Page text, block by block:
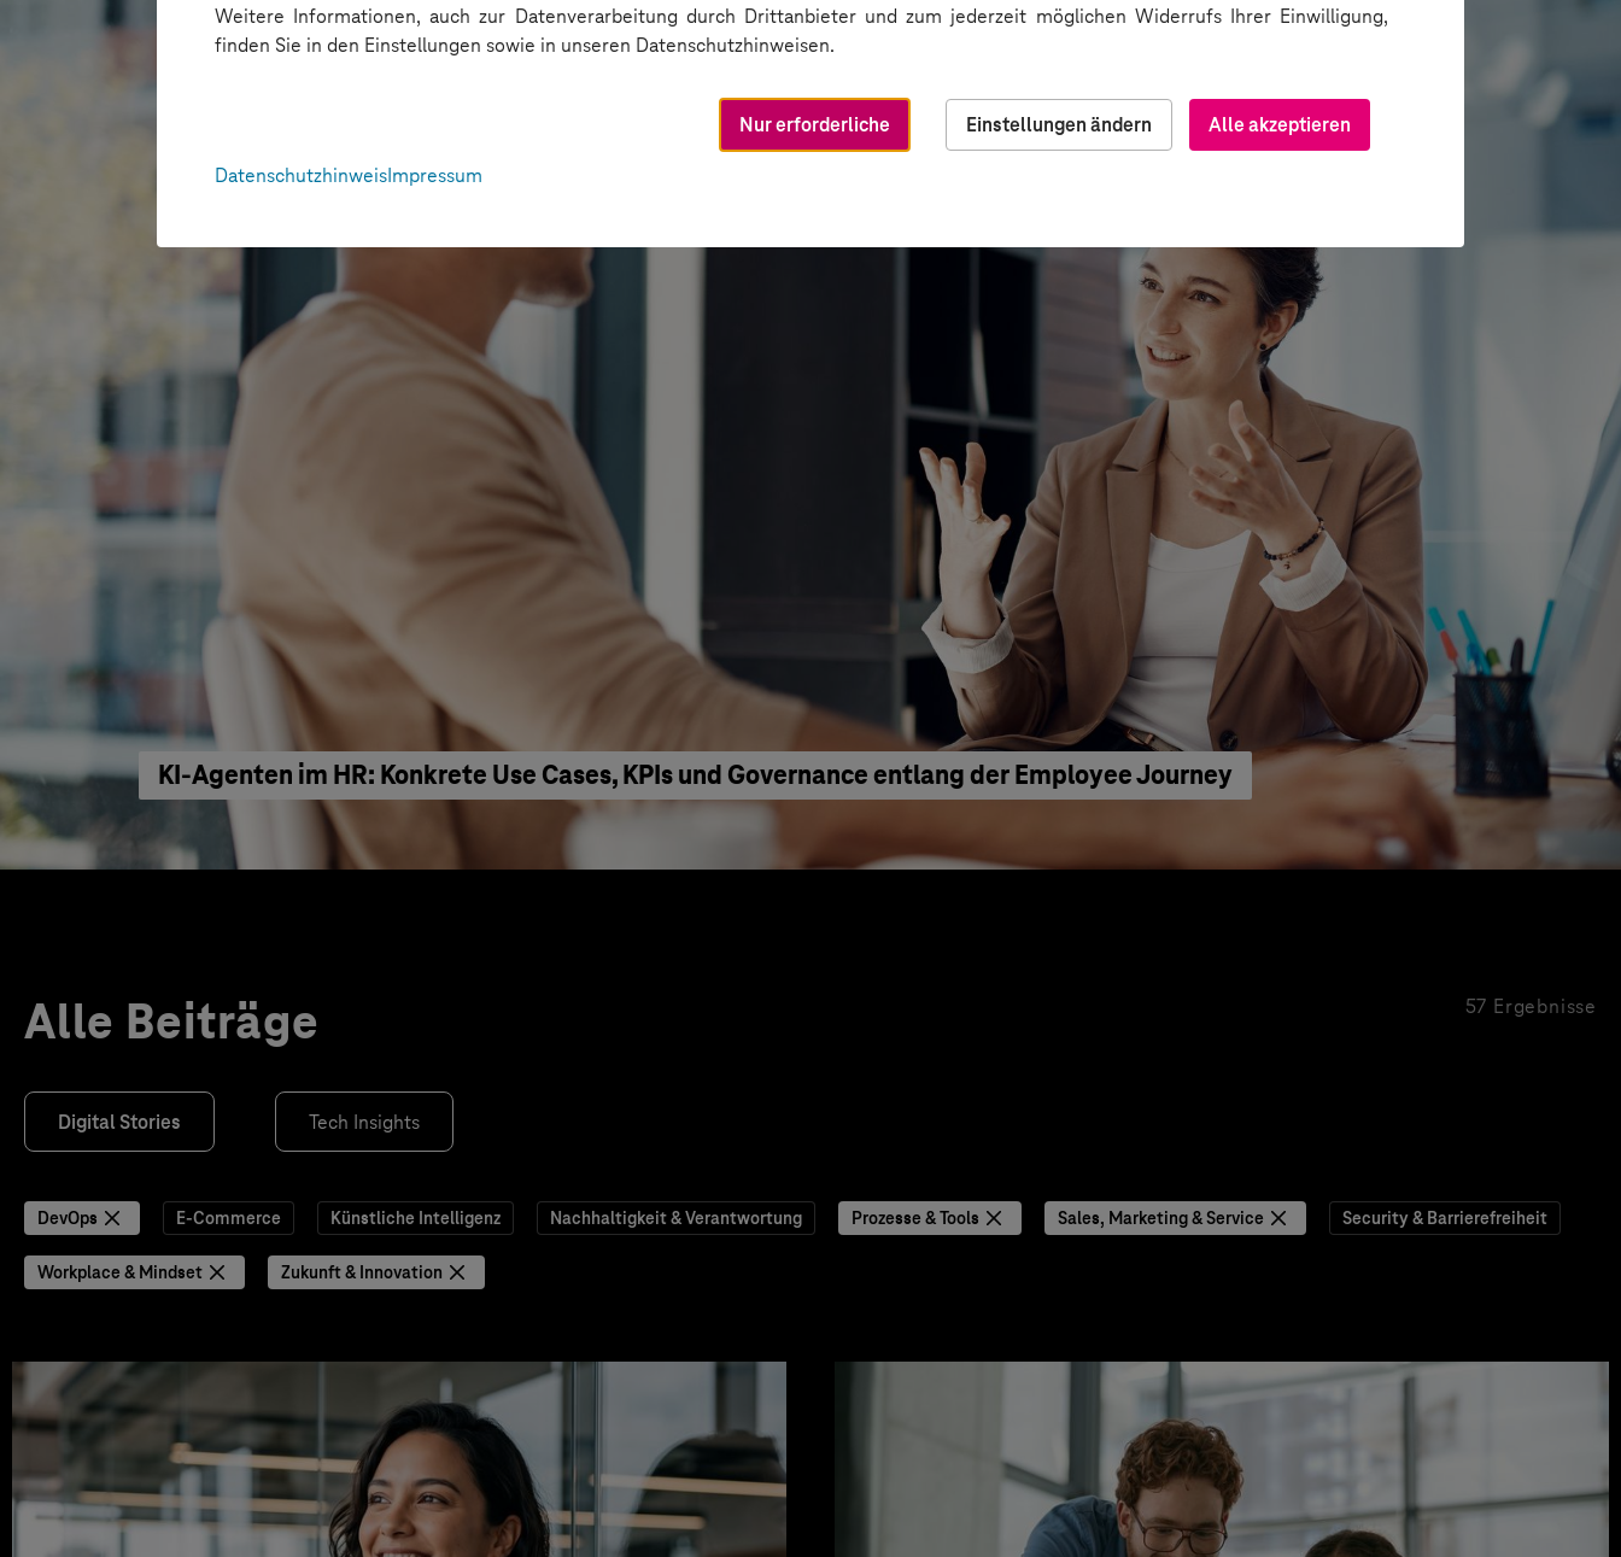
Weitere Informationen, auch zur Datenverarbeitung durch Drittanbieter und zum jederzeit möglichen Widerrufs Ihrer Einwilligung,
finden Sie in den Einstellungen sowie in unseren Datenschutzhinweisen.
Alle akzeptieren
Nur erforderliche
Einstellungen ändern
DatenschutzhinweisImpressum
KI‑Agenten im HR: Konkrete Use Cases, KPIs und Governance entlang der Employee Journey
Alle Beiträge 57 Ergebnisse
Digital Stories Tech Insights
DevOps E-Commerce Künstliche Intelligenz Nachhaltigkeit & Verantwortung Prozesse & Tools Sales, Marketing & Service Security & Barrierefreiheit
Workplace & Mindset Zukunft & Innovation